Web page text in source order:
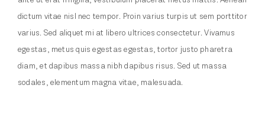
dictum vitae nisl nec tempor. Proin varius turpis ut sem porttitor
varius. Sed aliquet mi at libero ultrices consectetur. Vivamus
egestas, metus quis egestas egestas, tortor justo pharetra
diam, et dapibus massa nibh dapibus risus. Sed ut massa
sodales, elementum magna vitae, malesuada.